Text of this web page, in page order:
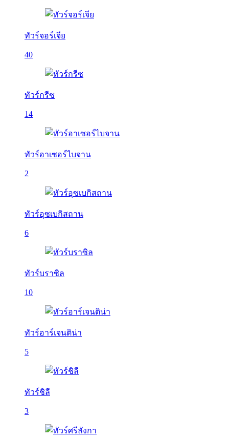
ทัวร์จอร์เจีย
40
ทัวร์กรีซ
14
ทัวร์อาเซอร์ไบจาน
2
ทัวร์อุซเบกิสถาน
6
ทัวร์บราซิล
10
ทัวร์อาร์เจนติน่า
5
ทัวร์ชิลี
3